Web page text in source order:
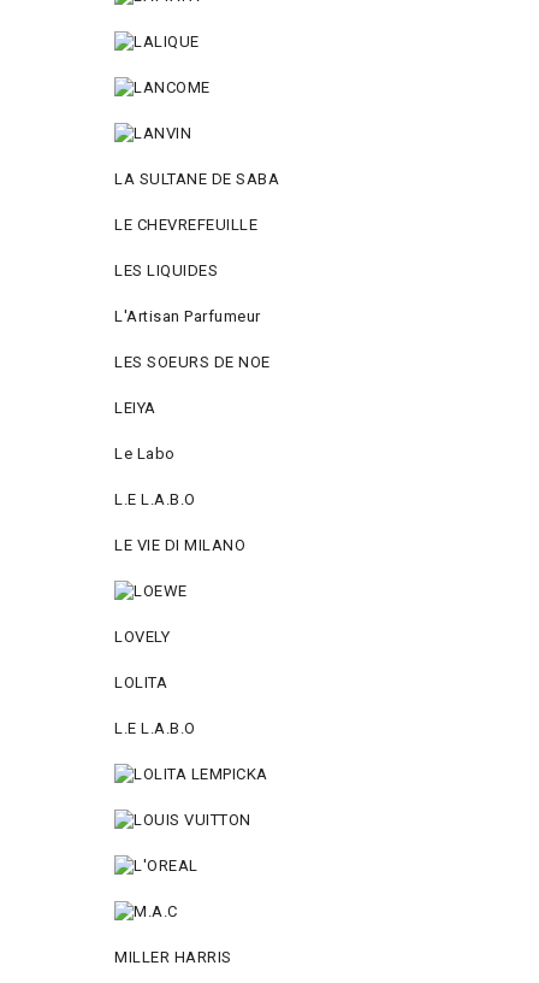
LA SULTANE DE SABA
LE CHEVREFEUILLE
LES LIQUIDES
L'Artisan Parfumeur
LES SOEURS DE NOE
LEIYA
Le Labo
L.Е L.А.B.О
LE VIE DI MILANO
LOVELY
LOLITA
L.E L.A.B.O
MILLER HARRIS